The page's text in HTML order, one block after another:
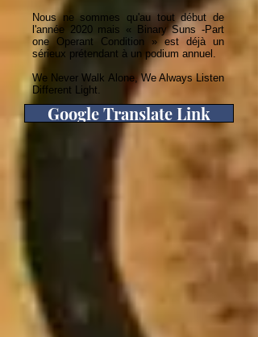
Nous ne sommes qu'au tout début de
l'année 2020 mais « Binary Suns -Part
one Operant Condition » est déjà un
sérieux prétendant à un podium annuel.
We Never Walk Alone, We Always Listen
Different Light.
Google Translate Link